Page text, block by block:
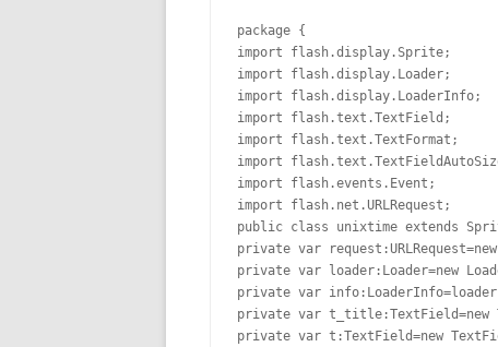
package {
import flash.display.Sprite;
import flash.display.Loader;
import flash.display.LoaderInfo;
import flash.text.TextField;
import flash.text.TextFormat;
import
import flash.events.Event;
import flash.net.URLRequest;
public class unixtime extends
private var
private var loader:Loader=new
private var
private var t_title:TextField=new
private var t:TextField=new